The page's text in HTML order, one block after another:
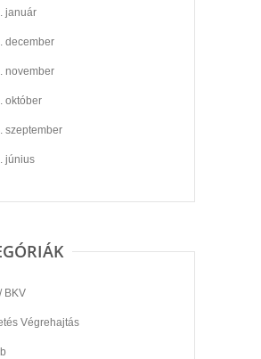
január
december
november
október
szeptember
június
BKV
Végrehajtás